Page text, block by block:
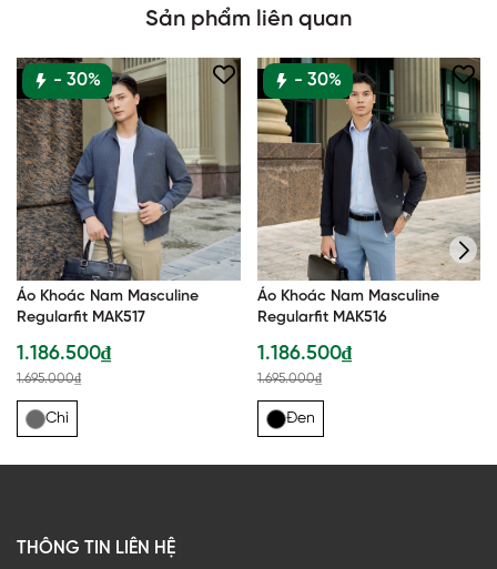
Sản phẩm liên quan
Hàng mới
- 30%
Áo Khoác Nam Masculine
Regularfit MAK517
1.186.500₫
1.695.000₫
Chì
Hàng mới
- 30%
Áo Khoác Nam Masculine
Regularfit MAK516
1.186.500₫
1.695.000₫
Đen
THÔNG TIN LIÊN HỆ